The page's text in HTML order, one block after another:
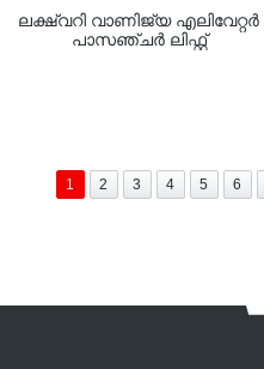
ലക്ഷ്വറി വാണിജ്യ എലിവേറ്റർ
പാസഞ്ചർ ലിഫ്റ്റ്
1 2 3 4 5 6